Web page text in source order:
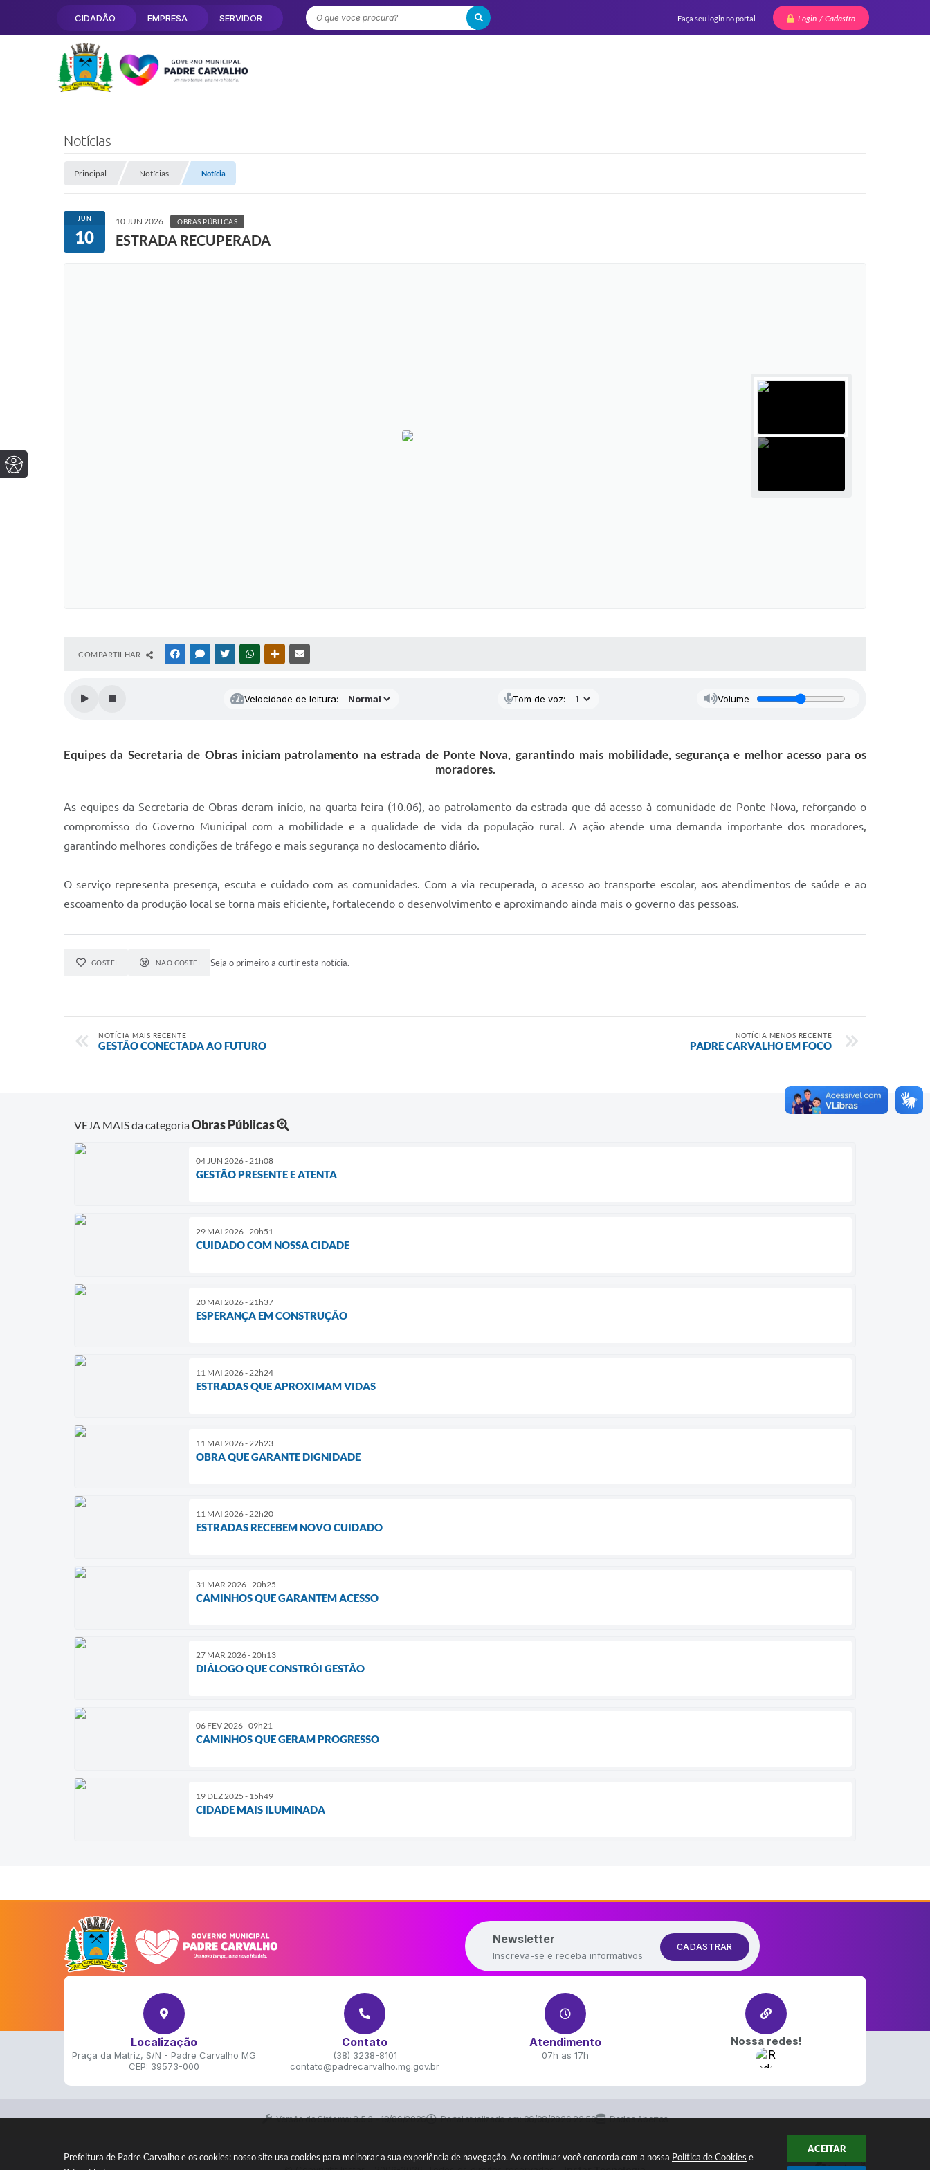
Prefeitura de Padre Carvalho e os cookies: nosso site usa cookies para melhorar a sua experiência de navegação. Ao continuar você concorda com a nossa Política de Cookies e
ACEITAR
Faça seu login no portal Login / Cadastro
O que voce procura?
CIDADÃO EMPRESA SERVIDOR
Notícias
Principal Notícias Notícia
JUN
10
10 JUN 2026 OBRAS PÚBLICAS
ESTRADA RECUPERADA
COMPARTILHAR FACEBOOKMESSENGER
TWITTERWHATSAPPOUTRAS MÍDIAS
Velocidade de leitura: Tom de voz: Volume
Equipes da Secretaria de Obras iniciam patrolamento na estrada de Ponte Nova, garantindo mais mobilidade, segurança e melhor acesso para os
moradores.
As equipes da Secretaria de Obras deram início, na quarta-feira (10.06), ao patrolamento da estrada que dá acesso à comunidade de Ponte Nova, reforçando o
compromisso do Governo Municipal com a mobilidade e a qualidade de vida da população rural. A ação atende uma demanda importante dos moradores,
garantindo melhores condições de tráfego e mais segurança no deslocamento diário.
O serviço representa presença, escuta e cuidado com as comunidades. Com a via recuperada, o acesso ao transporte escolar, aos atendimentos de saúde e ao
escoamento da produção local se torna mais eficiente, fortalecendo o desenvolvimento e aproximando ainda mais o governo das pessoas.
GOSTEI NÃO GOSTEI Seja o primeiro a curtir esta notícia.
NOTÍCIA MAIS RECENTE
GESTÃO CONECTADA AO FUTURO
NOTÍCIA MENOS RECENTE
PADRE CARVALHO EM FOCO
VEJA MAIS da categoriaObras Públicas
04 JUN 2026 - 21h08
GESTÃO PRESENTE E ATENTA
29 MAI 2026 - 20h51
CUIDADO COM NOSSA CIDADE
20 MAI 2026 - 21h37
ESPERANÇA EM CONSTRUÇÃO
11 MAI 2026 - 22h24
ESTRADAS QUE APROXIMAM VIDAS
11 MAI 2026 - 22h23
OBRA QUE GARANTE DIGNIDADE
11 MAI 2026 - 22h20
ESTRADAS RECEBEM NOVO CUIDADO
31 MAR 2026 - 20h25
CAMINHOS QUE GARANTEM ACESSO
27 MAR 2026 - 20h13
DIÁLOGO QUE CONSTRÓI GESTÃO
06 FEV 2026 - 09h21
CAMINHOS QUE GERAM PROGRESSO
19 DEZ 2025 - 15h49
CIDADE MAIS ILUMINADA
Newsletter
Inscreva-se e receba informativos
CADASTRAR
Localização
Praça da Matriz, S/N - Padre Carvalho MG
CEP: 39573-000
Contato
(38) 3238-8101
contato@padrecarvalho.mg.gov.br
Atendimento
07h as 17h
Nossa redes!
Versão do Sistema:3.5.3 - 19/06/2026 Portal atualizado em:06/08/2026 22:50 Dados Abertos